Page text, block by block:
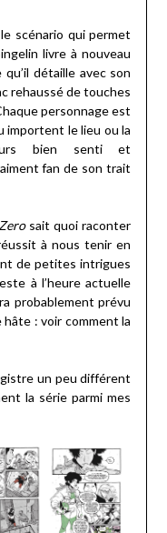
scénario qui permet
livre à nouveau
qu’il détaille avec son
rehaussé de touches
personnage est
importent le lieu ou la
bien senti et
fan de son trait
sait quoi raconter
à nous tenir en
de petites intrigues
à l’heure actuelle
probablement prévu
hâte : voir comment la
un peu différent
la série parmi mes